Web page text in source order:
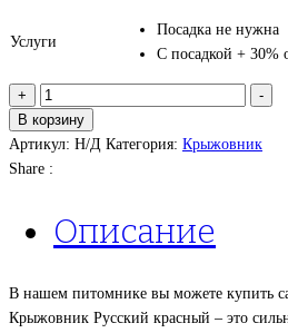
Услуги
Посадка не нужна
С посадкой + 30%
+
Количество
товара
Крыжовник
“Русский
-
В корзину
Артикул: Н/Д Категория: Крыжовник
Share :
Описание
В нашем питомнике вы можете купить
Крыжовник Русский красный – это